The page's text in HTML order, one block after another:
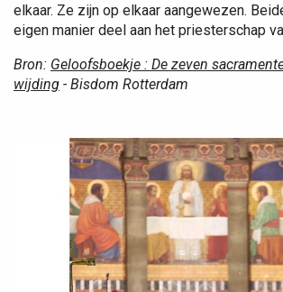
elkaar. Ze zijn op elkaar aangewezen.
eigen manier deel aan het priesterschap
Bron: Geloofsboekje : De zeven
wijding - Bisdom Rotterdam